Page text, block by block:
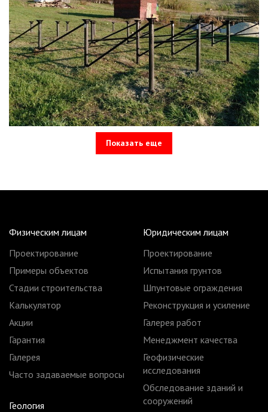
Показать еще
Физическим лицам
Проектирование
Примеры объектов
Стадии строительства
Калькулятор
Акции
Гарантия
Галерея
Часто задаваемые вопросы
Геология
Юридическим лицам
Проектирование
Испытания грунтов
Шпунтовые ограждения
Реконструкция и усиление
Галерея работ
Менеджмент качества
Геофизические
исследования
Обследование зданий и
сооружений